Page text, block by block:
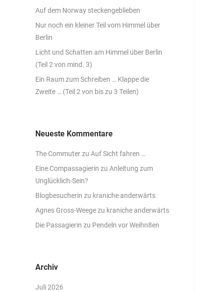
Auf dem Norway steckengeblieben
Nur noch ein kleiner Teil vom Himmel über
Berlin
Licht und Schatten am Himmel über Berlin
(Teil 2 von mind. 3)
Ein Raum zum Schreiben … Klappe die
Zweite … (Teil 2 von bis zu 3 Teilen)
Neueste Kommentare
The Commuterzu Auf Sicht fahren …
Eine Compassagierin zu Anleitung zum
Unglücklich-Sein?
Blogbesucherin zu kraniche anderwärts
Agnes Gross-Weegezu kraniche anderwärts
Die Passagierin zu Pendeln vor Weihn8en
Archiv
Juli 2026